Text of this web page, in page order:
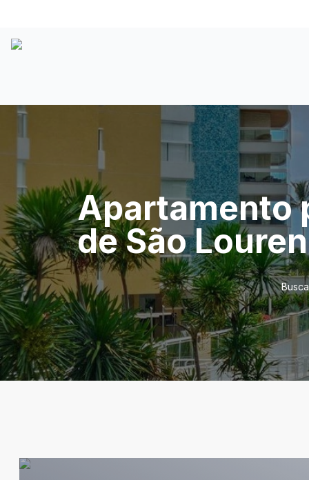
Apartamento
de São